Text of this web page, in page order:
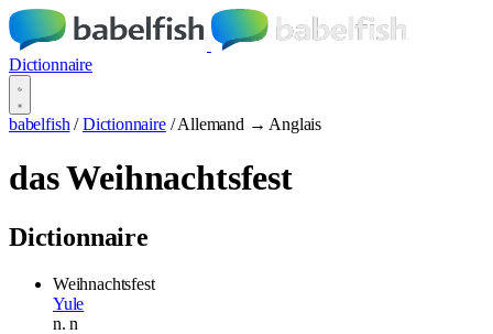
Dictionnaire
babelfish / Dictionnaire / Allemand → Anglais
das Weihnachtsfest
Dictionnaire
Weihnachtsfest
Yule
n.n